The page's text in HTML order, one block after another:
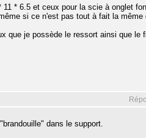
* 6.5 et ceux pour la scie à onglet
si ce n'est pas tout à fait la même
que je possède le ressort ainsi que le
dans le support.